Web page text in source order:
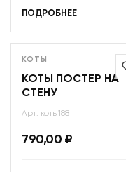
ПОДРОБНЕЕ
КОТЫ
КОТЫ ПОСТЕР НА
СТЕНУ
Арт: коты188
790,00 ₽